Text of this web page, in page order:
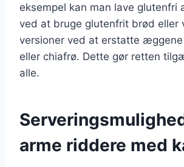
eksempel kan man lave glutenfri
ved at bruge glutenfrit brød eller
versioner ved at erstatte
eller chiafrø. Dette gør retten
alle.
arme riddere med